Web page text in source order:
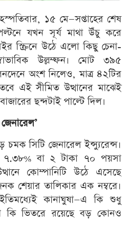
১৫ মে—সপ্তাহের শেষ
যখন সূর্য মাথা উঁচু করে
স্ক্রিনে উঠে এলো কিছু চেনা-
উল্লম্ফন। মোট ৩৯৫
অংশ নিলেও, মাত্র ৪২টির
এই সীমিত উত্থানের মাঝেই
ছন্দটাই পাল্টে দিল।
সিটি জেনারেল ইন্স্যুরেন্স।
৭.৩৮% বা ২ টাকা ৭০ পয়সা
কোম্পানিটি উঠে এসেছে
শেয়ার তালিকার এক নম্বরে।
কানাঘুষা—এ কি শুধু
কি ভিতরে রয়েছে বড় কোনও